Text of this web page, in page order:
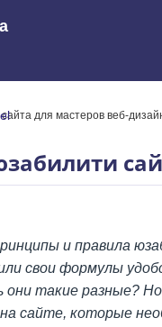
и Excel
для мастеров веб-
и правила
свои формулы
такие разные?
сайте, которые